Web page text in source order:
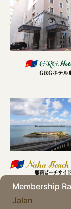
Membership
Jalan